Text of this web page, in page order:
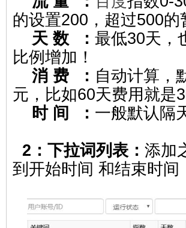
的设置200，超过500的
天 数 ： 最低30天，
比例增加！
消 费 ： 自动计算，
元，比如60天费用就是
时 间 ： 一般默认隔
2：下拉词列表： 添加
到开始时间 和结束时